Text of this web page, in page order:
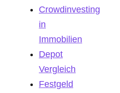
Crowdinvesting
in
Immobilien
Depot
Vergleich
Festgeld